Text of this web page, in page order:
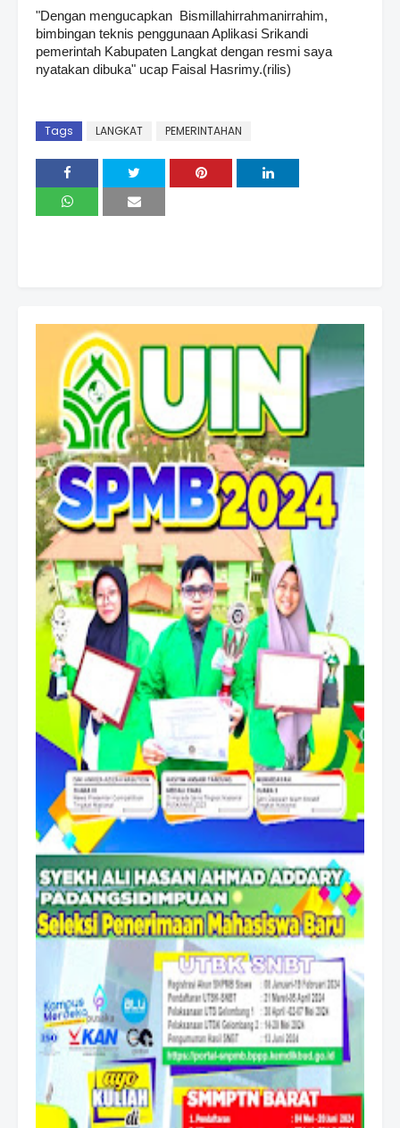
"Dengan mengucapkan Bismillahirrahmanirrahim,
bimbingan teknis penggunaan Aplikasi Srikandi
pemerintah Kabupaten Langkat dengan resmi saya
nyatakan dibuka" ucap Faisal Hasrimy.(rilis)
Tags LANGKAT PEMERINTAHAN